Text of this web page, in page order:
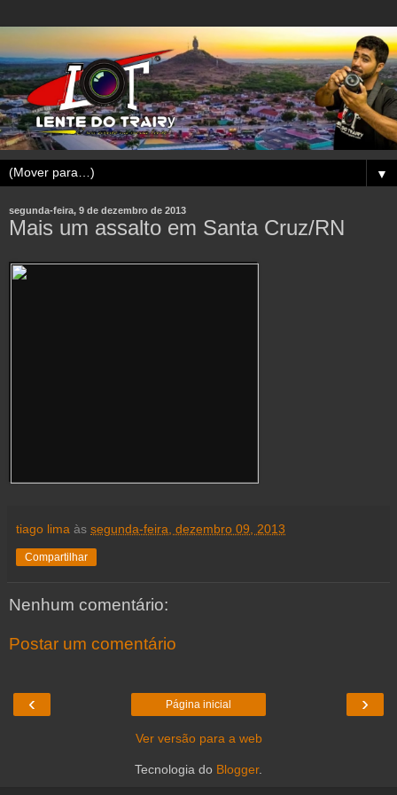
▼
segunda-feira, 9 de dezembro de 2013
Mais um assalto em Santa Cruz/RN
tiago lima às segunda-feira, dezembro 09, 2013
Compartilhar
Nenhum comentário:
Postar um comentário
‹ ›
Página inicial
Ver versão para a web
Tecnologia do Blogger.